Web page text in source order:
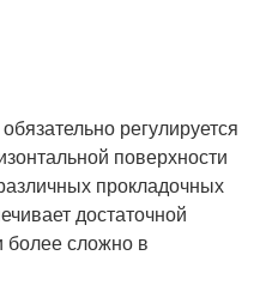
регулируется
поверхности
прокладочных
достаточной
более сложно в